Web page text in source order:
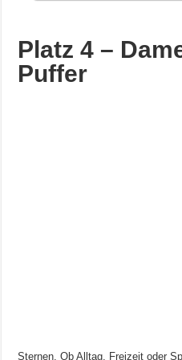
Platz 4 –
Puffer
Sternen. Ob Alltag, Freizeit oder